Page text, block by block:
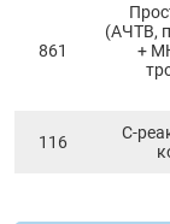
861
(АЧТВ,
+
116
С-